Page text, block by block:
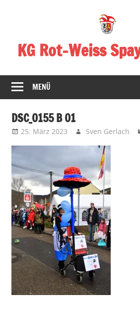
KG Rot-Weiss
in
Spay!
MENÜ
DSC_0155 B 01
25. März 2023 Sven Gerlach